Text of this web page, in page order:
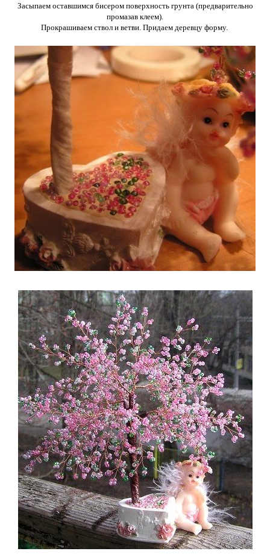
Засыпаем оставшимся бисером поверхность грунта (предварительно
промазав клеем).
Прокрашиваем ствол и ветви. Придаем деревцу форму.